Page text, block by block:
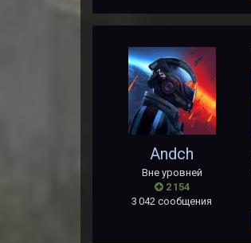
Andch
Вне уровней
2 154
3 042 сообщения